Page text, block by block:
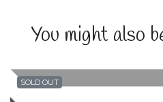
You might also
SOLD OUT